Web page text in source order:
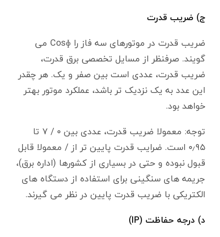
ج) ضریب قدرت
ضریب قدرت در موتورهای سه فاز را Cosɸ می
گویند. صرفنظر از مسایل تخصصی برق قدرت،
ضریب قدرت، عددی است بین صفر و یک. هر چقدر
این عدد به یک نزدیک تر باشد، عملکرد موتور بهتر
خواهد بود.
توجه: معمولا ضریب قدرت، عددی بین ۰ / ۷ تا
۰٫۹۵ است. ضرایب قدرت پایین تر از / معمولا قابل
قبول نبوده و حتی در بسیاری از کشورها (اداره برق)،
جریمه های سنگینی برای استفاده از دستگاه های
الکتریکی با ضریب قدرت پایین در نظر می گیرند.
د) درجه حفاظت (IP)